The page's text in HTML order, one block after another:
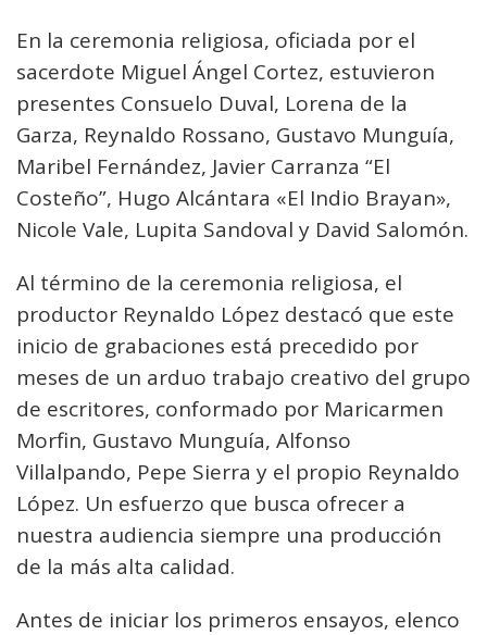
En la ceremonia religiosa, oficiada por el
sacerdote Miguel Ángel Cortez, estuvieron
presentes Consuelo Duval, Lorena de la
Garza, Reynaldo Rossano, Gustavo Munguía,
Maribel Fernández, Javier Carranza “El
Costeño”, Hugo Alcántara «El Indio Brayan»,
Nicole Vale, Lupita Sandoval y David Salomón.
Al término de la ceremonia religiosa, el
productor Reynaldo López destacó que este
inicio de grabaciones está precedido por
meses de un arduo trabajo creativo del grupo
de escritores, conformado por Maricarmen
Morfin, Gustavo Munguía, Alfonso
Villalpando, Pepe Sierra y el propio Reynaldo
López. Un esfuerzo que busca ofrecer a
nuestra audiencia siempre una producción
de la más alta calidad.
Antes de iniciar los primeros ensayos, elenco